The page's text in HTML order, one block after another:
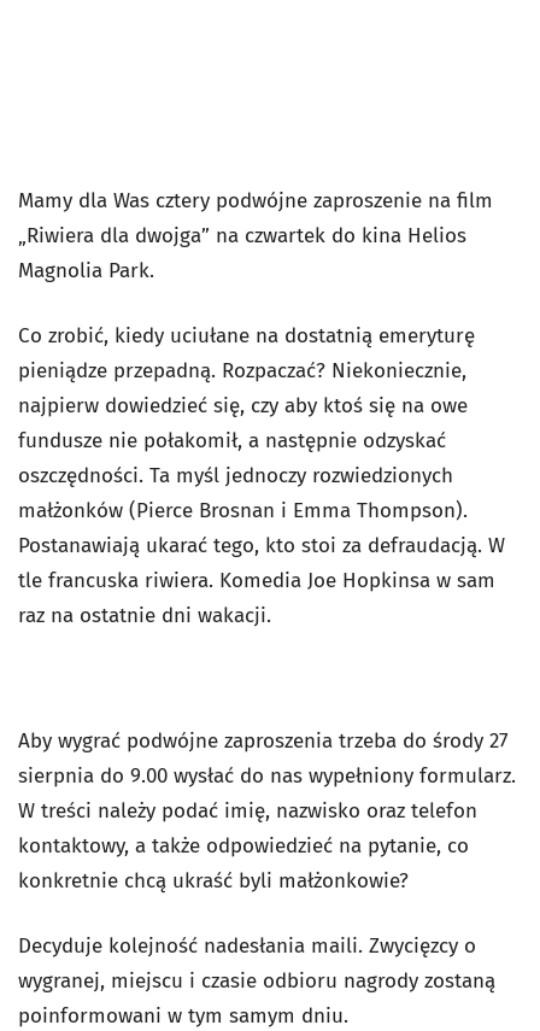
Mamy dla Was cztery podwójne zaproszenie na film
„Riwiera dla dwojga” na czwartek do kina Helios
Magnolia Park.
Co zrobić, kiedy uciułane na dostatnią emeryturę
pieniądze przepadną. Rozpaczać? Niekoniecznie,
najpierw dowiedzieć się, czy aby ktoś się na owe
fundusze nie połakomił, a następnie odzyskać
oszczędności. Ta myśl jednoczy rozwiedzionych
małżonków (Pierce Brosnan i Emma Thompson).
Postanawiają ukarać tego, kto stoi za defraudacją. W
tle francuska riwiera. Komedia Joe Hopkinsa w sam
raz na ostatnie dni wakacji.
Aby wygrać podwójne zaproszenia trzeba do środy 27
sierpnia do 9.00 wysłać do nas wypełniony formularz.
W treści należy podać imię, nazwisko oraz telefon
kontaktowy, a także odpowiedzieć na pytanie, co
konkretnie chcą ukraść byli małżonkowie?
Decyduje kolejność nadesłania maili. Zwycięzcy o
wygranej, miejscu i czasie odbioru nagrody zostaną
poinformowani w tym samym dniu.